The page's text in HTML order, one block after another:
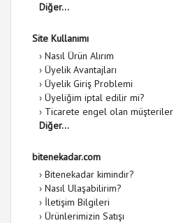
Diğer...
Site Kullanımı
› Nasıl Ürün Alırım
› Üyelik Avantajları
› Üyelik Giriş Problemi
› Üyeliğim iptal edilir mi?
› Ticarete engel olan müşteriler
Diğer...
bitenekadar.com
› Bitenekadar kimindir?
› Nasıl Ulaşabilirim?
› İletişim Bilgileri
› Ürünlerimizin Satışı